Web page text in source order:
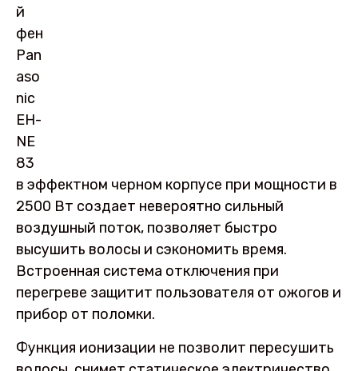
й
фен
Pan
aso
nic
EH-
NE
83
в эффектном черном корпусе при мощности в
2500 Вт создает невероятно сильный
воздушный поток, позволяет быстро
высушить волосы и сэкономить время.
Встроенная система отключения при
перегреве защитит пользователя от ожогов и
прибор от поломки.
Функция ионизации не позволит пересушить